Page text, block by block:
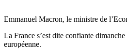
Emmanuel Macron, le ministre de
La France s’est dite confiante
européenne.